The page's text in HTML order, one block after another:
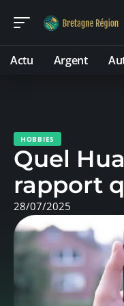
Actu Argent
HOBBIES
Quel
rapport
28/07/2025